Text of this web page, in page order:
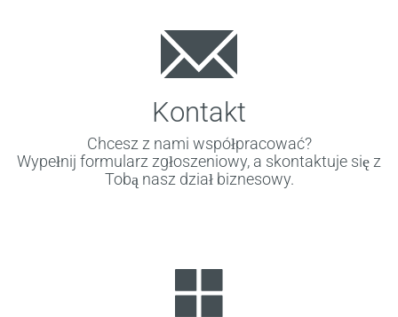
Kontakt
Chcesz z nami współpracować?
Wypełnij formularz zgłoszeniowy, a skontaktuje się z
Tobą nasz dział biznesowy.